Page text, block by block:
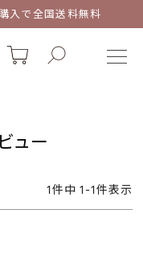
入で全国送料無料
ュー
1件中 1-1件表示